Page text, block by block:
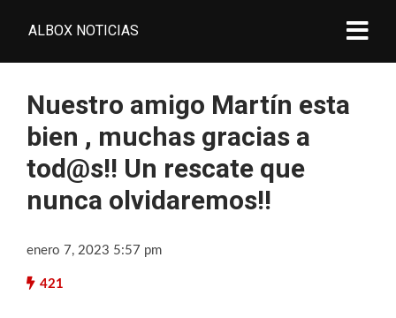
ALBOX NOTICIAS
Nuestro amigo Martín esta
bien , muchas gracias a
tod@s!! Un rescate que
nunca olvidaremos!!
enero 7, 2023 5:57 pm
421